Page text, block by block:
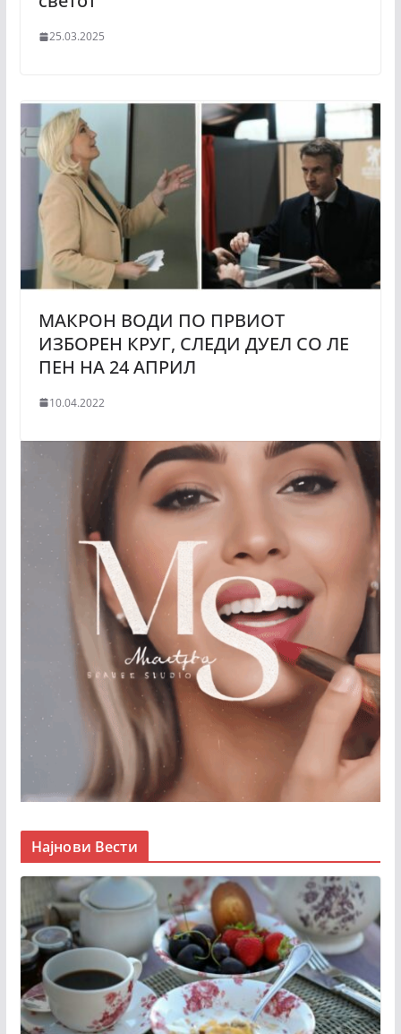
25.03.2025
МАКРОН ВОДИ ПО ПРВИОТ
ИЗБОРЕН КРУГ, СЛЕДИ ДУЕЛ СО ЛЕ
ПЕН НА 24 АПРИЛ
10.04.2022
Најнови Вести